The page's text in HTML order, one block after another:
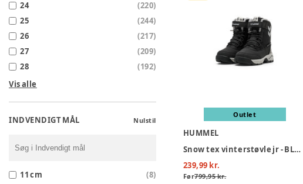
24
(220)
25
(244)
26
(217)
27
(209)
28
(192)
Vis alle
INDVENDIGT MÅL Nulstil
11 cm (8)
Outlet
HUMMEL
Snow tex vinterstøvle jr - BLACK
239,99 kr.
Før799,95 kr.